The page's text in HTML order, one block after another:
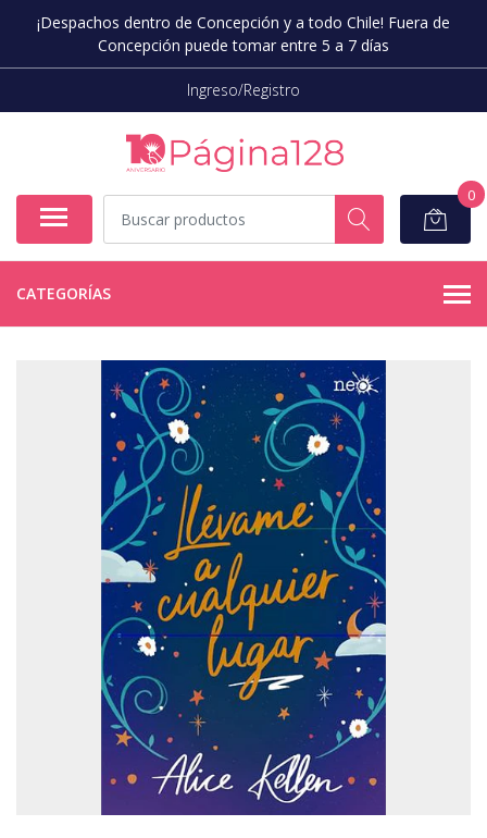
¡Despachos dentro de Concepción y a todo Chile! Fuera de
Concepción puede tomar entre 5 a 7 días
Ingreso/Registro
0
CATEGORÍAS